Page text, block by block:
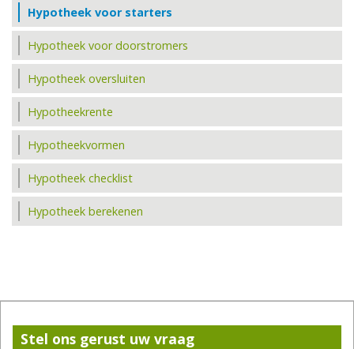
Hypotheek voor starters
Hypotheek voor doorstromers
Hypotheek oversluiten
Hypotheekrente
Hypotheekvormen
Hypotheek checklist
Hypotheek berekenen
Stel ons gerust uw vraag